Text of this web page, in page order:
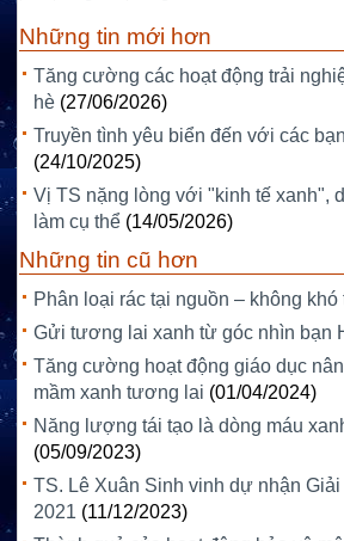
Những tin mới hơn
Tăng cường các hoạt động trải
hè (27/06/2026)
Truyền tình yêu biển đến với các
(24/10/2025)
Vị TS nặng lòng với "kinh tế xanh",
làm cụ thể (14/05/2026)
Những tin cũ hơn
Phân loại rác tại nguồn – không
Gửi tương lai xanh từ góc nhìn bạn
Tăng cường hoạt động giáo dục
mầm xanh tương lai (01/04/2024)
Năng lượng tái tạo là dòng máu
(05/09/2023)
TS. Lê Xuân Sinh vinh dự nhận
2021 (11/12/2023)